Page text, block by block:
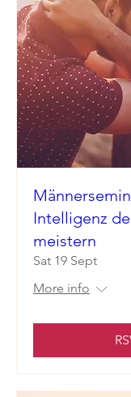
Intelligenz
meistern
Sat 19 Sept
More info